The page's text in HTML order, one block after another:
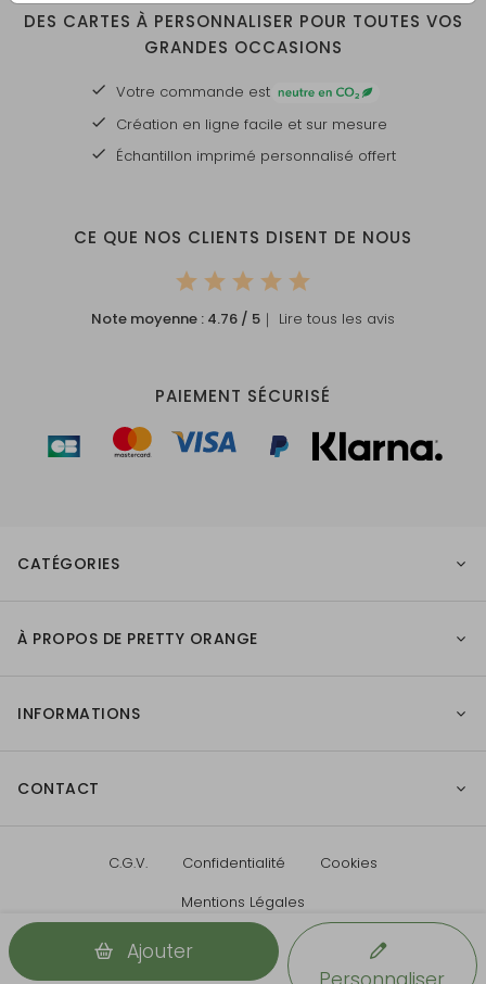
un compartiment à
fermeture éclair
Compartiment intérieur avec
poche extérieure zippée
Pratique grâce aux deux
roues solides
Ajouter
DES CARTES À PERSONNALISER POUR TOUTES VOS
GRANDES OCCASIONS
Votre commande est
Création en ligne facile et sur mesure
Échantillon imprimé personnalisé offert
CE QUE NOS CLIENTS DISENT DE NOUS
Note moyenne : 4.76 / 5 ｜ Lire tous les avis
PAIEMENT SÉCURISÉ
CATÉGORIES
À PROPOS DE PRETTY ORANGE
INFORMATIONS
CONTACT
C.G.V. Confidentialité
Cookies
Mentions Légales